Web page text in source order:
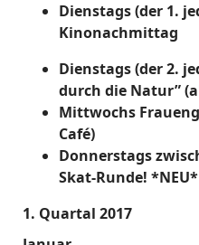
Dienstags (der 1.
Kinonachmittag
Dienstags (der 2.
durch die Natur”
Mittwochs
Café)
Donnerstags
Skat-Runde! *NEU*
1. Quartal 2017